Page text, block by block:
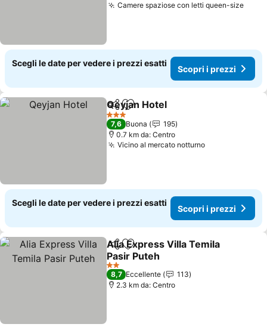
Camere spaziose con letti queen-size
Scegli le date per vedere i prezzi esatti
Scopri i prezzi
CondividiAggiungi ai preferiti
Qeyjan Hotel
3 Stelle
7,6 Buona
195
0.7 km da: Centro
Vicino al mercato notturnoScopri i
Scegli le date per vedere i prezzi esatti
Scopri i prezzi
CondividiAggiungi ai preferiti
Alia Express Villa Temila
Pasir Puteh
Scopri i prezzi
2 Stelle
8,7 Eccellente
113
2.3 km da: Centro